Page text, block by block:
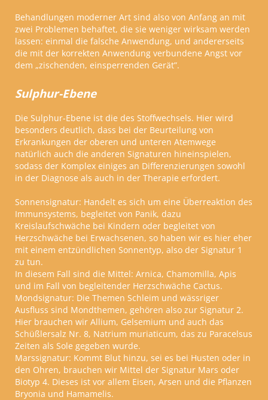
Behandlungen moderner Art sind also von Anfang an mit
zwei Problemen behaftet, die sie weniger wirksam werden
lassen: einmal die falsche Anwendung, und andererseits
die mit der korrekten Anwendung verbundene Angst vor
dem „zischenden, einsperrenden Gerät”.
Sulphur-Ebene
Die Sulphur-Ebene ist die des Stoffwechsels. Hier wird
besonders deutlich, dass bei der Beurteilung von
Erkrankungen der oberen und unteren Atemwege
natürlich auch die anderen Signaturen hineinspielen,
sodass der Komplex einiges an Differenzierungen sowohl
in der Diagnose als auch in der Therapie erfordert.
Sonnensignatur: Handelt es sich um eine Überreaktion des
Immunsystems, begleitet von Panik, dazu
Kreislaufschwäche bei Kindern oder begleitet von
Herzschwäche bei Erwachsenen, so haben wir es hier eher
mit einem entzündlichen Sonnentyp, also der Signatur 1
zu tun.
In diesem Fall sind die Mittel: Arnica, Chamomilla, Apis
und im Fall von begleitender Herzschwäche Cactus.
Mondsignatur: Die Themen Schleim und wässriger
Ausfluss sind Mondthemen, gehören also zur Signatur 2.
Hier brauchen wir Allium, Gelsemium und auch das
Schüßlersalz Nr. 8, Natrium muriaticum, das zu Paracelsus
Zeiten als Sole gegeben wurde.
Marssignatur: Kommt Blut hinzu, sei es bei Husten oder in
den Ohren, brauchen wir Mittel der Signatur Mars oder
Biotyp 4. Dieses ist vor allem Eisen, Arsen und die Pflanzen
Bryonia und Hamamelis.